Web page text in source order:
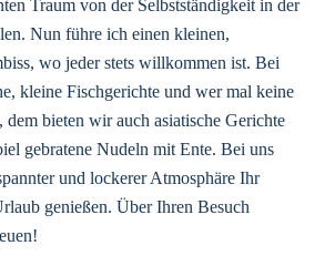
Traum von der Selbstständigkeit in der
Nun führe ich einen kleinen,
wo jeder stets willkommen ist. Bei
kleine Fischgerichte und wer mal keine
dem bieten wir auch asiatische Gerichte
gebratene Nudeln mit Ente. Bei uns
und lockerer Atmosphäre Ihr
genießen. Über Ihren Besuch